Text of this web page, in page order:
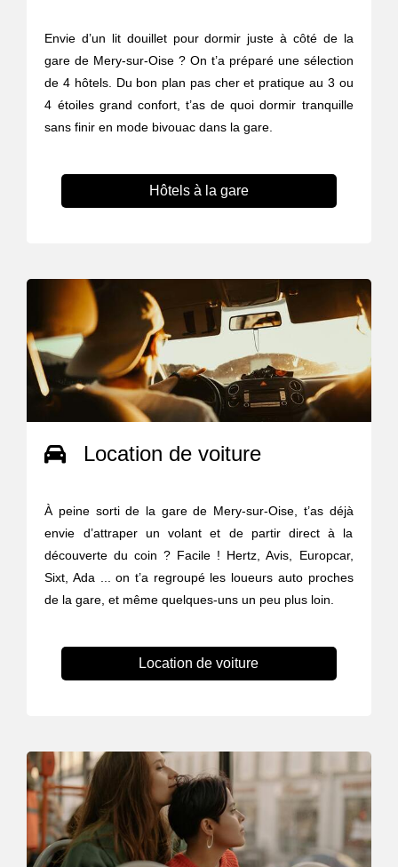
Envie d’un lit douillet pour dormir juste à côté de la
gare de Mery-sur-Oise ? On t’a préparé une sélection
de 4 hôtels. Du bon plan pas cher et pratique au 3 ou
4 étoiles grand confort, t’as de quoi dormir tranquille
sans finir en mode bivouac dans la gare.
Hôtels à la gare
Location de voiture
À peine sorti de la gare de Mery-sur-Oise, t’as déjà
envie d’attraper un volant et de partir direct à la
découverte du coin ? Facile ! Hertz, Avis, Europcar,
Sixt, Ada ... on t’a regroupé les loueurs auto proches
de la gare, et même quelques-uns un peu plus loin.
Location de voiture